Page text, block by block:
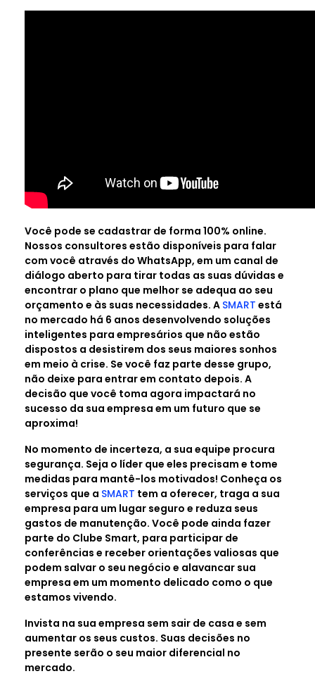
Você pode se cadastrar de forma 100% online.
Nossos consultores estão disponíveis para falar
com você através do WhatsApp, em um canal de
diálogo aberto para tirar todas as suas dúvidas e
encontrar o plano que melhor se adequa ao seu
orçamento e às suas necessidades. A SMART está
no mercado há 6 anos desenvolvendo soluções
inteligentes para empresários que não estão
dispostos a desistirem dos seus maiores sonhos
em meio à crise. Se você faz parte desse grupo,
não deixe para entrar em contato depois. A
decisão que você toma agora impactará no
sucesso da sua empresa em um futuro que se
aproxima!
No momento de incerteza, a sua equipe procura
segurança. Seja o líder que eles precisam e tome
medidas para mantê-los motivados! Conheça os
serviços que a SMART tem a oferecer, traga a sua
empresa para um lugar seguro e reduza seus
gastos de manutenção. Você pode ainda fazer
parte do Clube Smart, para participar de
conferências e receber orientações valiosas que
podem salvar o seu negócio e alavancar sua
empresa em um momento delicado como o que
estamos vivendo.
Invista na sua empresa sem sair de casa e sem
aumentar os seus custos. Suas decisões no
presente serão o seu maior diferencial no
mercado.